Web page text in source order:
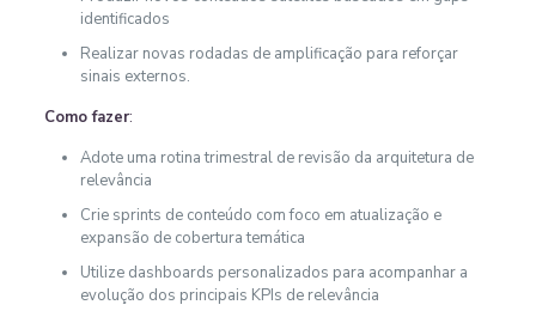
identificados
Realizar novas rodadas de amplificação para reforçar
sinais externos.
Como fazer:
Adote uma rotina trimestral de revisão da arquitetura de
relevância
Crie sprints de conteúdo com foco em atualização e
expansão de cobertura temática
Utilize dashboards personalizados para acompanhar a
evolução dos principais KPIs de relevância